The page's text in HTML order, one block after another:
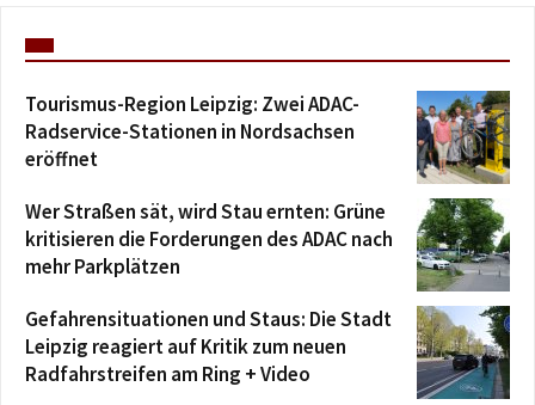
Tourismus-Region Leipzig: Zwei ADAC-
Radservice-Stationen in Nordsachsen
eröffnet
Wer Straßen sät, wird Stau ernten: Grüne
kritisieren die Forderungen des ADAC nach
mehr Parkplätzen
Gefahrensituationen und Staus: Die Stadt
Leipzig reagiert auf Kritik zum neuen
Radfahrstreifen am Ring + Video